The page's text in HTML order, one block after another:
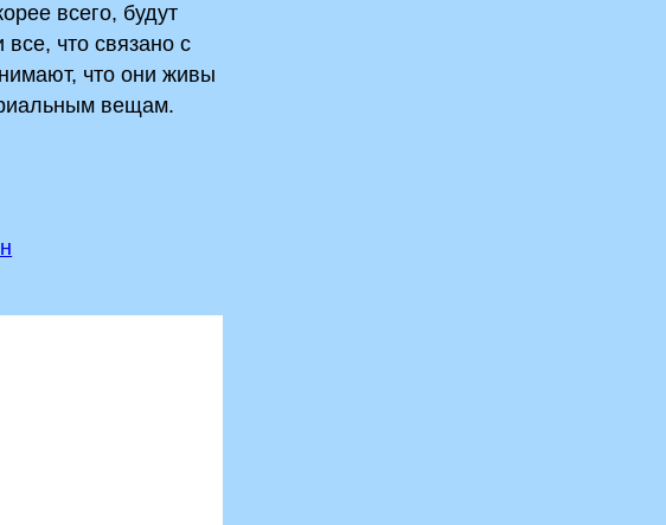
всего, будут
что связано с
что они живы
вещам.